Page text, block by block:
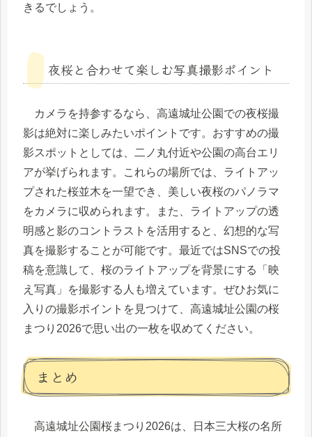
きるでしょう。
夜桜と合わせて楽しむ写真撮影ポイント
カメラを持参するなら、高遠城址公園での夜桜撮
影は絶対に楽しみたいポイントです。おすすめの撮
影スポットとしては、二ノ丸付近や公園の高台エリ
アが挙げられます。これらの場所では、ライトアッ
プされた桜並木を一望でき、美しい夜桜のパノラマ
をカメラに収められます。また、ライトアップの透
明感と影のコントラストを活用すると、幻想的な写
真を撮影することが可能です。最近ではSNSでの投
稿を意識して、桜のライトアップを背景にする「映
え写真」を撮影する人も増えています。ぜひお気に
入りの撮影ポイントを見つけて、高遠城址公園の桜
まつり2026で思い出の一枚を収めてください。
まとめ
高遠城址公園桜まつり2026は、日本三大桜の名所